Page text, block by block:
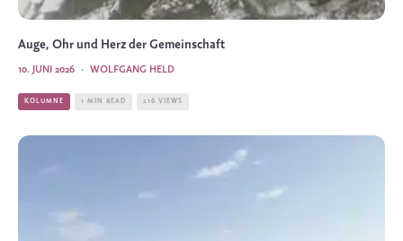
Auge, Ohr und Herz der Gemeinschaft
WOLFGANG HELD
·
10. JUNI 2026
KOLUMNE 1 MIN READ 216 VIEWS